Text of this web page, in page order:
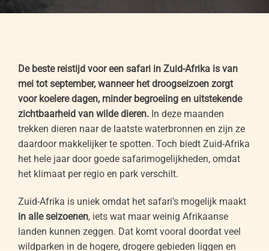
De beste reistijd voor een safari in Zuid-Afrika is van
mei tot september, wanneer het droogseizoen zorgt
voor koelere dagen, minder begroeiing en uitstekende
zichtbaarheid van wilde dieren. In deze maanden
trekken dieren naar de laatste waterbronnen en zijn ze
daardoor makkelijker te spotten. Toch biedt Zuid-Afrika
het hele jaar door goede safarimogelijkheden, omdat
het klimaat per regio en park verschilt.
Zuid-Afrika is uniek omdat het safari’s mogelijk maakt
in alle seizoenen, iets wat maar weinig Afrikaanse
landen kunnen zeggen. Dat komt vooral doordat veel
wildparken in de hogere, drogere gebieden liggen en